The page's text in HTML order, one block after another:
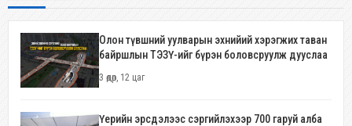
Олон түвшний уулварын эхнийий хэрэгжих таван
байршлын ТЭЗҮ-ийг бүрэн боловсруулж дууслаа
3 өдөр, 12 цаг
Үерийн эрсдэлээс сэргийлэхээр 700 гаруй алба